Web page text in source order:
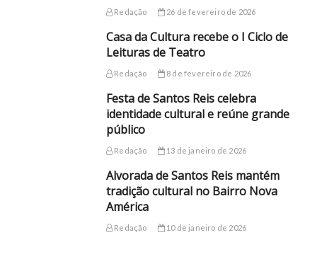
Redação 26 de fevereiro de 2026
Casa da Cultura recebe o I Ciclo de
Leituras de Teatro
Redação 8 de fevereiro de 2026
Festa de Santos Reis celebra
identidade cultural e reúne grande
público
Redação 13 de janeiro de 2026
Alvorada de Santos Reis mantém
tradição cultural no Bairro Nova
América
Redação 10 de janeiro de 2026